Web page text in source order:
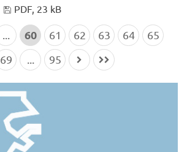
PDF, 23 kB
60 61 62 63 64
65
69 95